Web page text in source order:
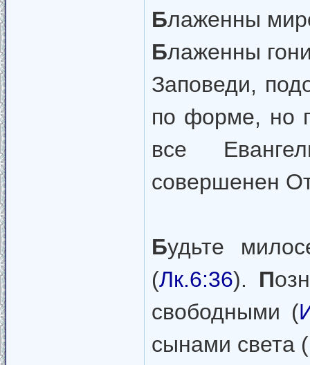
Блаженны
Блаженны
Заповеди,
по форме, но
все
совершенен
Будьте
(Лк.6:36). П
свободными (
сынами света (